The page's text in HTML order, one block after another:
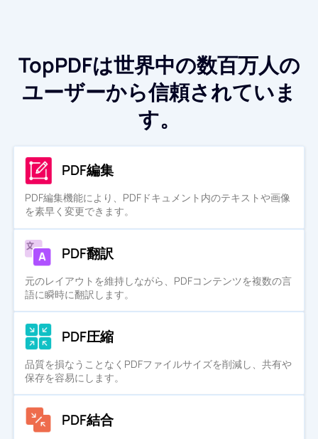
TopPDFは世界中の数百万人の
ユーザーから信頼されていま
す。
PDF編集
PDF編集機能により、PDFドキュメント内のテキストや画像
を素早く変更できます。
PDF翻訳
元のレイアウトを維持しながら、PDFコンテンツを複数の言
語に瞬時に翻訳します。
PDF圧縮
品質を損なうことなくPDFファイルサイズを削減し、共有や
保存を容易にします。
PDF結合